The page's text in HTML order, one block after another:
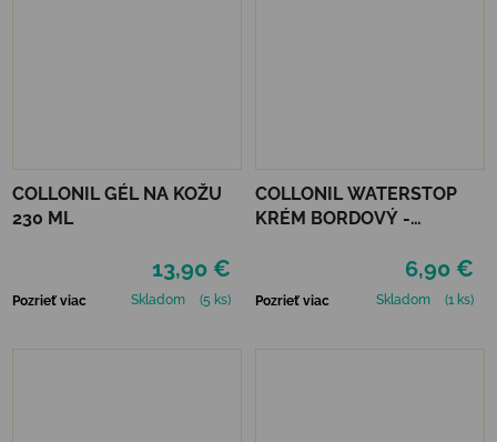
COLLONIL GÉL NA KOŽU
230 ML
13,90 €
Pozrieť viac Skladom (5 ks)
COLLONIL WATERSTOP
KRÉM BORDOVÝ -
6,90 €
Pozrieť viac Skladom (1 ks)